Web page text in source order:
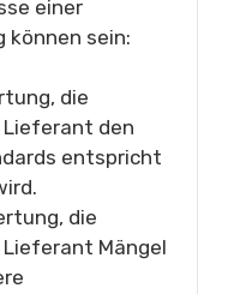
einer
sein:
die
den
entspricht
die
Mängel